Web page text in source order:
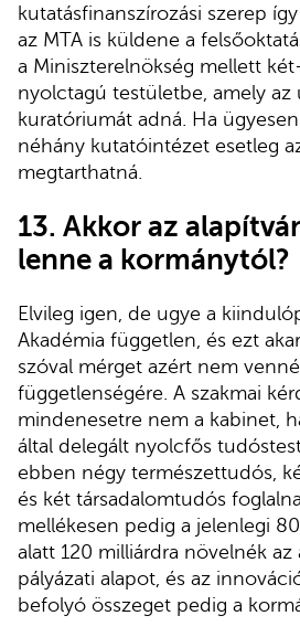
kutatásfinanszírozási szerep
az MTA is küldene a
a Miniszterelnökség mellett
nyolctagú testületbe, amely az
kuratóriumát adná. Ha
néhány kutatóintézet esetleg
megtarthatná.
13. Akkor az
lenne a kormánytól?
Elvileg igen, de ugye a
Akadémia független, és ezt
szóval mérget azért nem
függetlenségére. A szakmai
mindenesetre nem a kabinet,
által delegált nyolcfős
ebben négy természettudós,
és két társadalomtudós
mellékesen pedig a jelenlegi
alatt 120 milliárdra növelnék az
pályázati alapot, és az
befolyó összeget pedig a